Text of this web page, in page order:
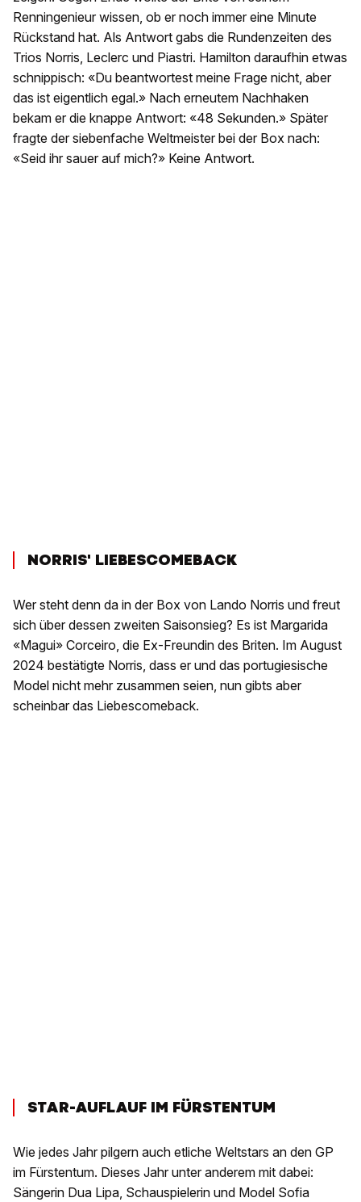
Renningenieur wissen, ob er noch immer eine Minute
Rückstand hat. Als Antwort gabs die Rundenzeiten des
Trios Norris, Leclerc und Piastri. Hamilton daraufhin etwas
schnippisch: «Du beantwortest meine Frage nicht, aber
das ist eigentlich egal.» Nach erneutem Nachhaken
bekam er die knappe Antwort: «48 Sekunden.» Später
fragte der siebenfache Weltmeister bei der Box nach:
«Seid ihr sauer auf mich?» Keine Antwort.
NORRIS' LIEBESCOMEBACK
Wer steht denn da in der Box von Lando Norris und freut
sich über dessen zweiten Saisonsieg? Es ist Margarida
«Magui» Corceiro, die Ex-Freundin des Briten. Im August
2024 bestätigte Norris, dass er und das portugiesische
Model nicht mehr zusammen seien, nun gibts aber
scheinbar das Liebescomeback.
STAR-AUFLAUF IM FÜRSTENTUM
Wie jedes Jahr pilgern auch etliche Weltstars an den GP
im Fürstentum. Dieses Jahr unter anderem mit dabei:
Sängerin Dua Lipa, Schauspielerin und Model Sofia